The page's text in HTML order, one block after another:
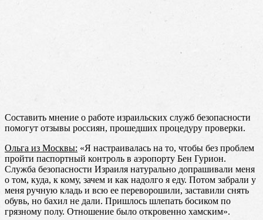
Составить мнение о работе израильских служб безопасности
помогут отзывы россиян, прошедших процедуру проверки.
Ольга из Москвы: «Я настраивалась на то, чтобы без проблем
пройти паспортный контроль в аэропорту Бен Гурион.
Служба безопасности Израиля натурально допрашивали меня
о том, куда, к кому, зачем и как надолго я еду. Потом забрали у
меня ручную кладь и всю ее переворошили, заставили снять
обувь, но бахил не дали. Пришлось шлепать босиком по
грязному полу. Отношение было откровенно хамским».